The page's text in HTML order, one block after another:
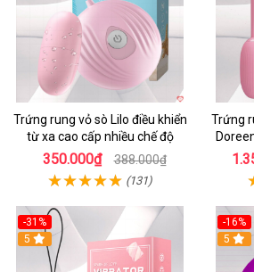
Trứng rung vỏ sò Lilo điều khiển
từ xa cao cấp nhiều chế độ
350.000₫ 388.000₫
(131)
Trứng
-31%
5
-16%
5